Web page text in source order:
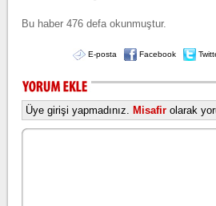
Bu haber 476 defa okunmuştur.
E-posta Facebook
Üye girişi yapmadınız. Misafir olarak